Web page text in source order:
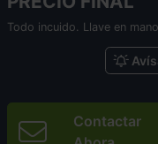
Todo incuido. Llave en
Contactar